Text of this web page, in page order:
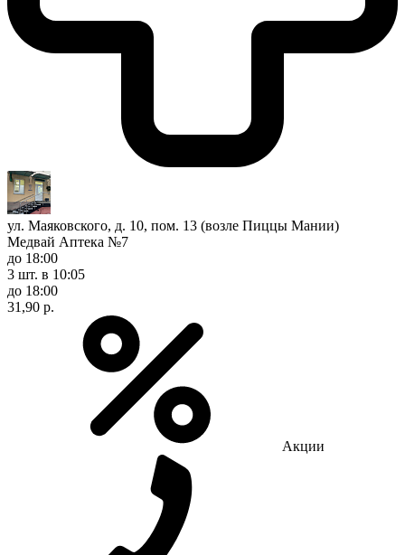
ул. Маяковского, д. 10, пом. 13 (возле Пиццы Мании)
Медвай Аптека №7
до 18:00
3 шт. в 10:05
до 18:00
31,90 р.
Акции